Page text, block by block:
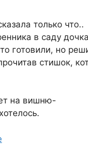
только что..
в саду
готовили, но
стишок,
на вишню-